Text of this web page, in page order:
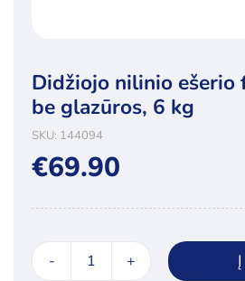
Didžiojo nilinio ešerio
be glazūros, 6 kg
SKU: 144094
€69.90
produkto